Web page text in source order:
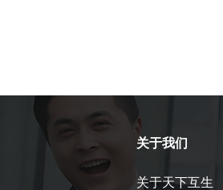
关于我们
关于天下互生